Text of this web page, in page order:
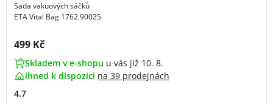
Sada vakuových sáčků
ETA Vital Bag 1762 90025
Cena s DPH:
499 Kč
Skladem v e-shopu u vás již 10. 8.
ihned k dispozici na 39 prodejnách
4.7